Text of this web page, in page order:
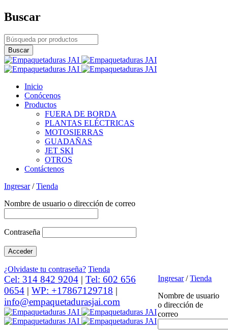
Buscar
Inicio
Conócenos
Productos
FUERA DE BORDA
PLANTAS ELÉCTRICAS
MOTOSIERRAS
GUADAÑAS
JET SKI
OTROS
Contáctenos
Ingresar/Tienda
Nombre de usuario o dirección de correo
Contraseña
¿Olvidaste tu contraseña? Tienda
Cel: 314 842 9204 | Tel: 602 656
0654 | WP: +17867129718 |
info@empaquetadurasjai.com
Ingresar/Tienda
Nombre de usuario
o dirección de
correo